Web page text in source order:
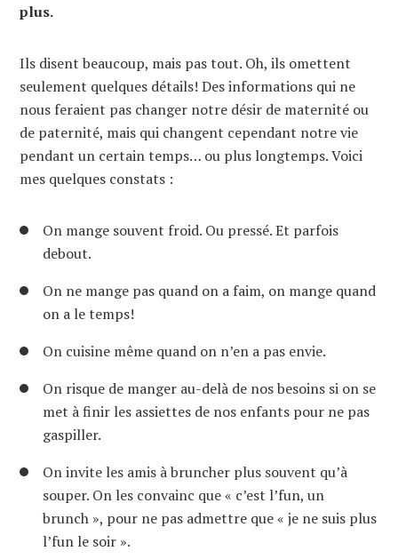
plus.
Ils disent beaucoup, mais pas tout. Oh, ils omettent
seulement quelques détails! Des informations qui ne
nous feraient pas changer notre désir de maternité ou
de paternité, mais qui changent cependant notre vie
pendant un certain temps… ou plus longtemps. Voici
mes quelques constats :
On mange souvent froid. Ou pressé. Et parfois
debout.
On ne mange pas quand on a faim, on mange quand
on a le temps!
On cuisine même quand on n’en a pas envie.
On risque de manger au-delà de nos besoins si on se
met à finir les assiettes de nos enfants pour ne pas
gaspiller.
On invite les amis àbruncher plus souvent qu’à
souper. On les convainc que « c’est l’fun, un
brunch », pour ne pas admettre que « je ne suis plus
l’fun le soir ».